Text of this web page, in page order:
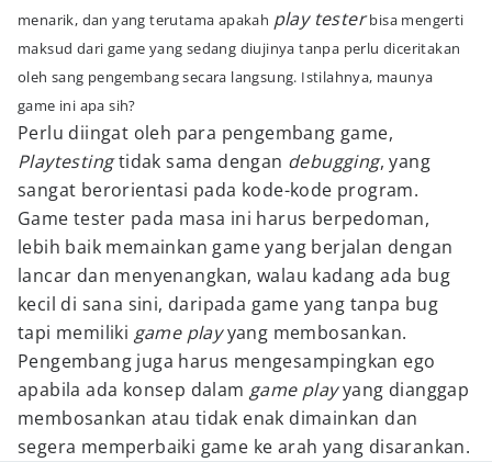
menarik, dan yang terutama apakah playtesterbisa mengerti
maksud dari game yang sedang diujinya tanpa perlu diceritakan
oleh sang pengembang secara langsung. Istilahnya, maunya
game ini apa sih?
Perlu diingat oleh para pengembang game,
Playtestingtidak sama dengan debugging, yang
sangat berorientasi pada kode-kode program.
Game tester pada masa ini harus berpedoman,
lebih baik memainkan game yang berjalan dengan
lancar dan menyenangkan, walau kadang ada bug
kecil di sana sini, daripada game yang tanpa bug
tapi memiliki game playyang membosankan.
Pengembang juga harus mengesampingkan ego
apabila ada konsep dalam game playyang dianggap
membosankan atau tidak enak dimainkan dan
segera memperbaiki game ke arah yang disarankan.